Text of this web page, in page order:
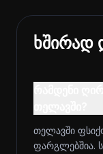
ხშირად
თელავში
ფარგლებშია.